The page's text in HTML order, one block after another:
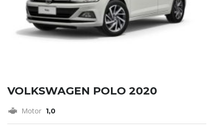
VOLKSWAGEN POLO 2020
Motor 1,0